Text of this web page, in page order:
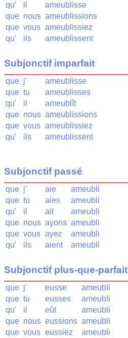
qu'
il
ameublisse
que nous ameublissions
que vous ameublissiez
qu'
ils ameublissent
Subjonctif imparfait
que j'
ameublisse
que tu
ameublisses
qu'
il
ameublît
que nous ameublissions
que vous ameublissiez
qu'
ils ameublissent
Subjonctif passé
que j' aie
ameubli
que tu aies
ameubli
qu'
il ait
ameubli
que nous ayons ameubli
que vous ayez
ameubli
qu'
ils aient ameubli
Subjonctif plus-que-parfait
que j' eusse
ameubli
que tu eusses
ameubli
qu'
il eût
ameubli
que nous eussions ameubli
que vous eussiez
ameubli